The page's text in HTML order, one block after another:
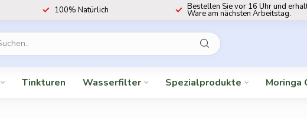
100% Natürlich Bestellen Sie vor 16 Uhr und
Ware am nächsten Arbeitstag.
Tinkturen Wasserfilter Spezialprodukte Moringa